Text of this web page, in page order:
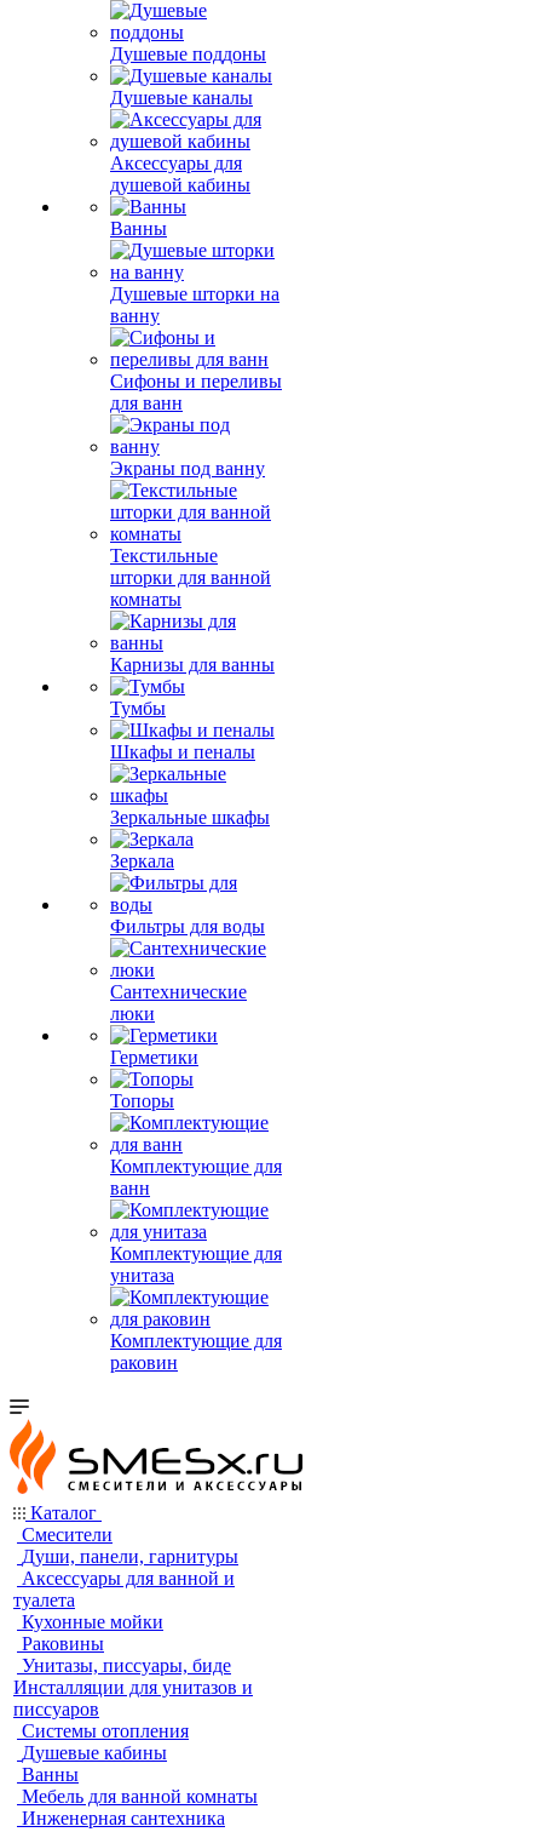
Душевые поддоны
Душевые каналы
Аксессуары для
душевой кабины
Ванны
Душевые шторки на
ванну
Сифоны и переливы
для ванн
Экраны под ванну
Текстильные
шторки для ванной
комнаты
Карнизы для ванны
Тумбы
Шкафы и пеналы
Зеркальные шкафы
Зеркала
Фильтры для воды
Сантехнические
люки
Герметики
Топоры
Комплектующие для
ванн
Комплектующие для
унитаза
Комплектующие для
раковин
Каталог
Смесители
Души, панели, гарнитуры
Аксессуары для ванной и
туалета
Кухонные мойки
Раковины
Унитазы, писсуары, биде
Инсталляции для унитазов и
писсуаров
Системы отопления
Душевые кабины
Ванны
Мебель для ванной комнаты
Инженерная сантехника